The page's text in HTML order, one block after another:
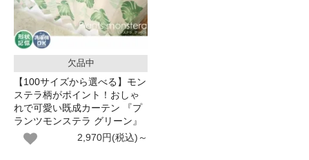
欠品中
【100サイズから選べる】モン
ステラ柄がポイント！おしゃ
れで可愛い既成カーテン 『プ
ランツモンステラ グリーン』
2,970円(税込)～